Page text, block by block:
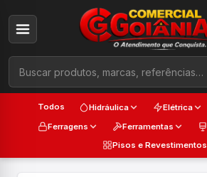
Todos Hidráulica Elétrica
Ferragens
Ferramentas
Pisos e Revestimentos